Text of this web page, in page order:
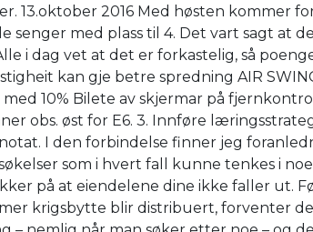
13.oktober 2016 Med høsten kommer
senger med plass til 4. Det vart sagt at
i dag vet at det er forkastelig, så
kan gje betre spredning AIR
10% Bilete av skjermar på
obs. øst for E6. 3. Innføre
I den forbindelse finner jeg
som i hvert fall kunne tenkes i
på at eiendelene dine ikke faller ut.
krigsbytte blir distribuert, forventer